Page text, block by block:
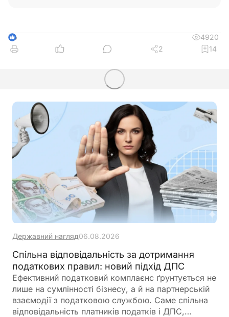
6
4920
2
14
Державний нагляд06.08.2026
Спільна відповідальність за дотримання
податкових правил: новий підхід ДПС
Ефективний податковий комплаєнс ґрунтується не
лише на сумлінності бізнесу, а й на партнерській
взаємодії з податковою службою. Саме спільна
відповідальність платників податків і ДПС,